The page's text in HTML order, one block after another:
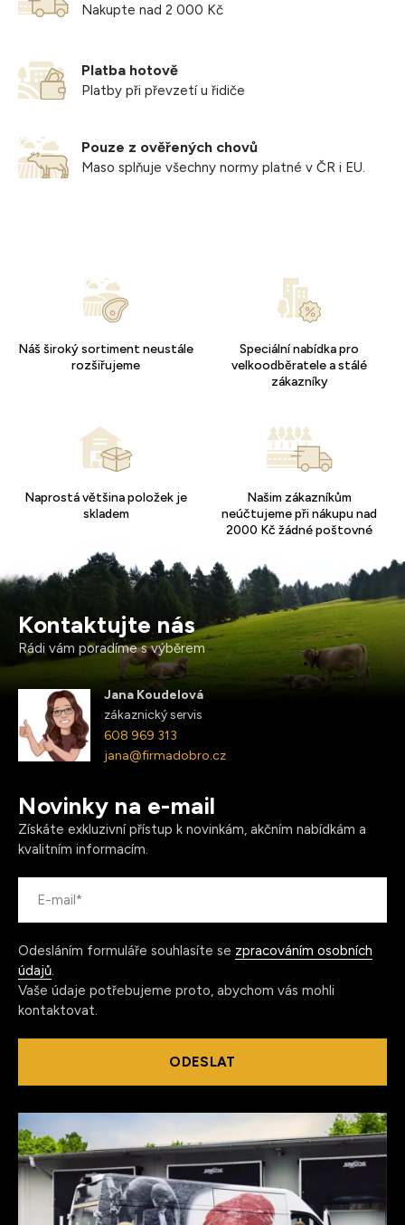
Nakupte nad 2 000 Kč
Platba hotově
Platby při převzetí u řidiče
Pouze z ověřených chovů
Maso splňuje všechny normy platné v ČR i EU.
Náš široký sortiment neustále
rozšiřujeme
Speciální nabídka pro
velkoodběratele a stálé
zákazníky
Naprostá většina položek je
skladem
Našim zákazníkům
neúčtujeme při nákupu nad
2000 Kč žádné poštovné
Kontaktujte nás
Rádi vám poradíme s výběrem
Jana Koudelová
zákaznický servis
608 969 313
jana@firmadobro.cz
Novinky na e-mail
Získáte exkluzivní přístup k novinkám, akčním nabídkám a
kvalitním informacím.
Odesláním formuláře souhlasíte se zpracováním osobních
údajů.
Vaše údaje potřebujeme proto, abychom vás mohli
kontaktovat.
ODESLAT